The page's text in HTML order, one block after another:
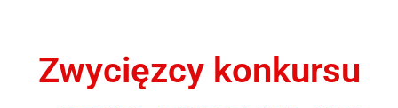
Zwycięzcy konkursu